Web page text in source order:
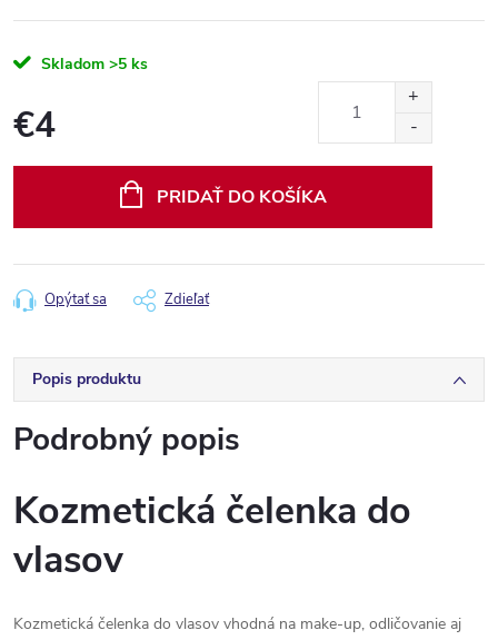
Skladom >5 ks
€4
PRIDAŤ DO KOŠÍKA
Opýtať sa Zdieľať
Popis produktu
Podrobný popis
Kozmetická čelenka do
vlasov
Kozmetická čelenka do vlasov vhodná na make-up, odličovanie aj